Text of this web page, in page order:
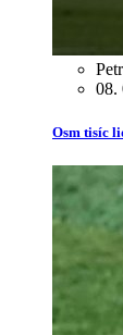
08.
Osm tisíc